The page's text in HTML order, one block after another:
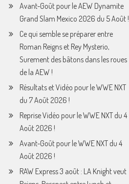
Avant-Goût pour le AEW Dynamite
Grand Slam Mexico 2026 du 5 Août !
Ce qui semble se préparer entre
Roman Reigns et Rey Mysterio,
Surement des bâtons dans les roues
de la AEW !
Résultats et Vidéo pour le WWE NXT
du 7 Août 2026 !
Reprise Vidéo pour le WWE NXT du 4
Août 2026 !
Avant-Goût pour le WWE NXT du 4
Août 2026 !
RAW Express 3 août : LA Knight veut